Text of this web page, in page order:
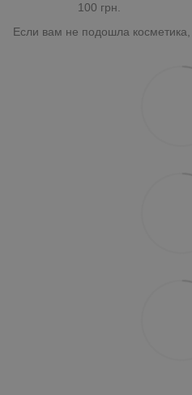
100 грн.
Если вам не подошла